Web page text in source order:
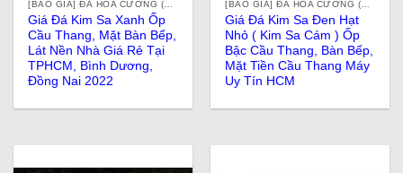
Giá Đá Kim Sa Xanh Ốp
Cầu Thang, Mặt Bàn Bếp,
Lát Nền Nhà Giá Rẻ Tại
TPHCM, Bình Dương,
Đồng Nai 2022
Giá Đá Kim Sa Đen Hạt
Nhỏ ( Kim Sa Cám ) Ốp
Bậc Cầu Thang, Bàn Bếp,
Mặt Tiền Cầu Thang Máy
Uy Tín HCM